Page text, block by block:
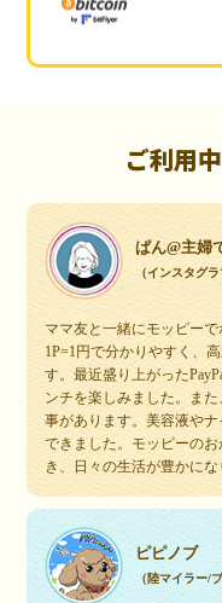
ご利用
ぱん@主婦
（インスタグラ
ママ友と一緒にモッピー
1P=1円で分かりやすく、
す。最近盛り上がった
ンチを楽しみました。ま
事があります。美容液や
できました。モッピーの
き、日々の生活が豊かにな
ピピノブ
（陸マイラー/